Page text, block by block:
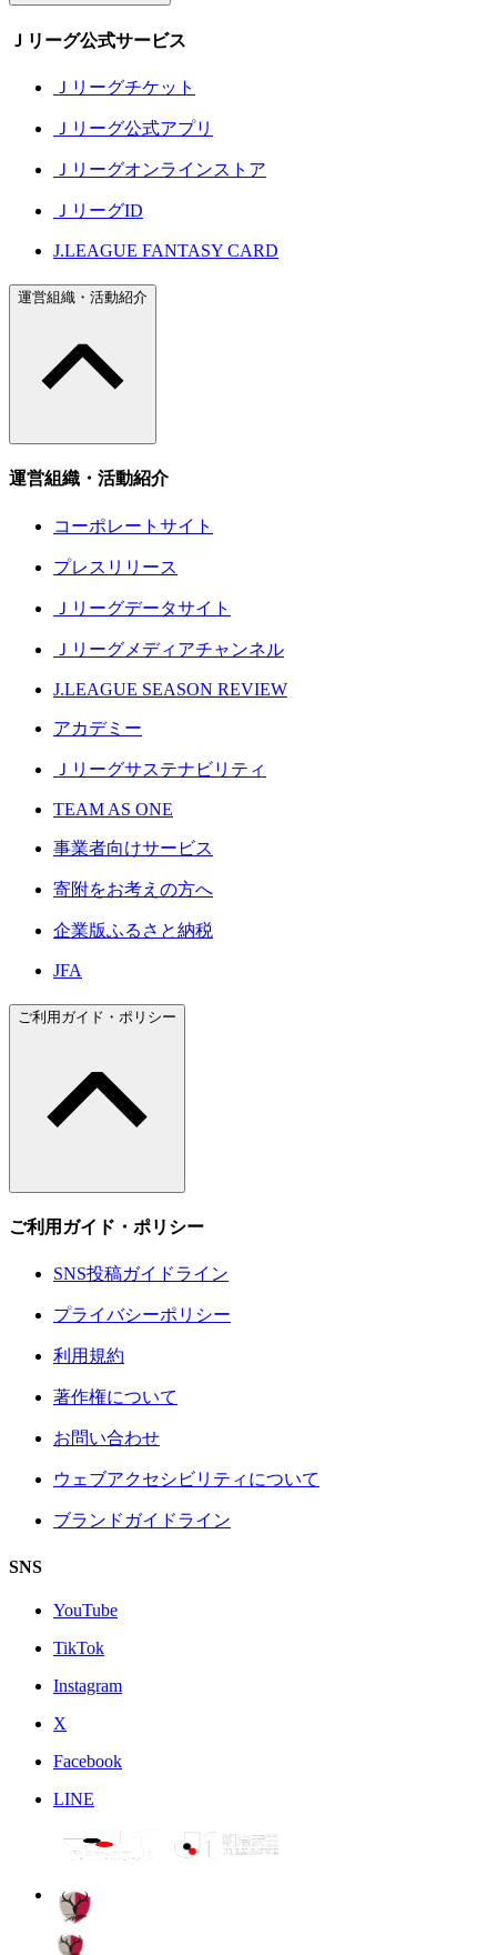
Ｊリーグ公式サービス
Ｊリーグチケット
Ｊリーグ公式アプリ
Ｊリーグオンラインストア
ＪリーグID
J.LEAGUE FANTASY CARD
運営組織・活動紹介
運営組織・活動紹介
コーポレートサイト
プレスリリース
Ｊリーグデータサイト
Ｊリーグメディアチャンネル
J.LEAGUE SEASON REVIEW
アカデミー
Ｊリーグサステナビリティ
TEAM AS ONE
事業者向けサービス
寄附をお考えの方へ
企業版ふるさと納税
JFA
ご利用ガイド・ポリシー
ご利用ガイド・ポリシー
SNS投稿ガイドライン
プライバシーポリシー
利用規約
著作権について
お問い合わせ
ウェブアクセシビリティについて
ブランドガイドライン
SNS
YouTube
TikTok
Instagram
X
Facebook
LINE